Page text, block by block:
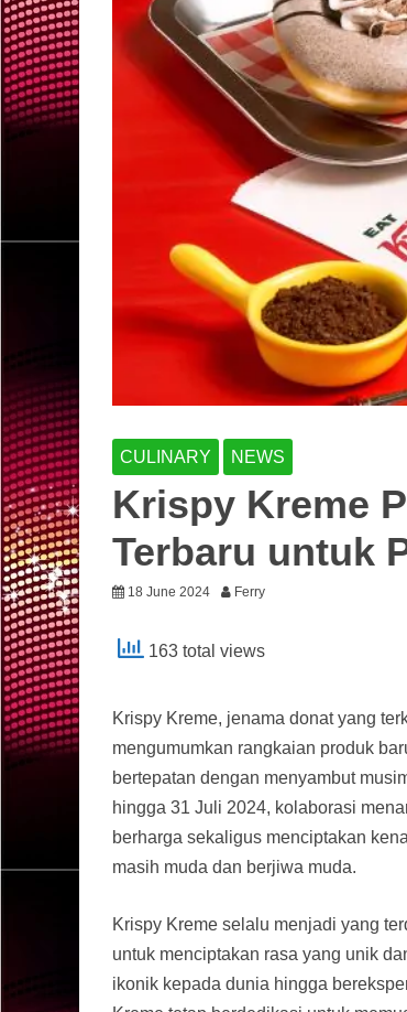
CULINARY NEWS
Krispy Kreme
Terbaru untuk
18 June 2024 Ferry
163 total views
Krispy Kreme, jenama donat yang
mengumumkan rangkaian produk
bertepatan dengan menyambut
hingga 31 Juli 2024, kolaborasi
berharga sekaligus menciptakan
masih muda dan berjiwa muda.
Krispy Kreme selalu menjadi yang
untuk menciptakan rasa yang unik
ikonik kepada dunia hingga